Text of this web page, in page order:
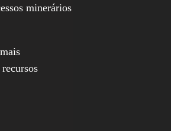
minerários